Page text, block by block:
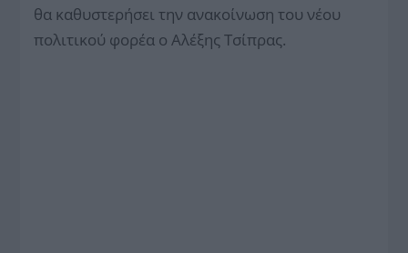
θα καθυστερήσει την ανακοίνωση του νέου
πολιτικού φορέα ο Αλέξης Τσίπρας.